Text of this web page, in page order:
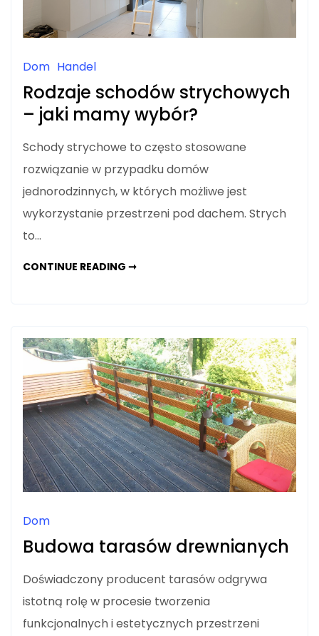
Dom Handel
Rodzaje schodów strychowych
– jaki mamy wybór?
Schody strychowe to często stosowane
rozwiązanie w przypadku domów
jednorodzinnych, w których możliwe jest
wykorzystanie przestrzeni pod dachem. Strych
to…
CONTINUE READING ➞RODZAJE
Dom
Budowa tarasów drewnianych
Doświadczony producent tarasów odgrywa
istotną rolę w procesie tworzenia
funkcjonalnych i estetycznych przestrzeni